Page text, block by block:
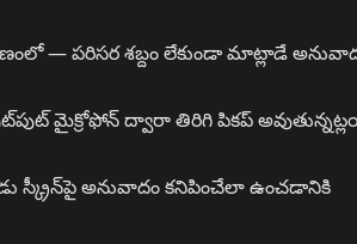
— పరిసర శబ్దం లేకుండా మాట్లాడే
మైక్రోఫోన్ ద్వారా తిరిగి పికప్
స్క్రీన్‌పై అనువాదం కనిపించేలా ఉంచడానికి